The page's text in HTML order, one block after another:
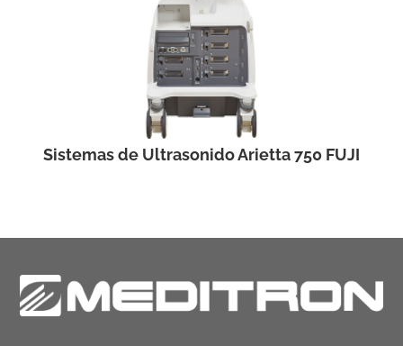
Sistemas de Ultrasonido Arietta 750 FUJI